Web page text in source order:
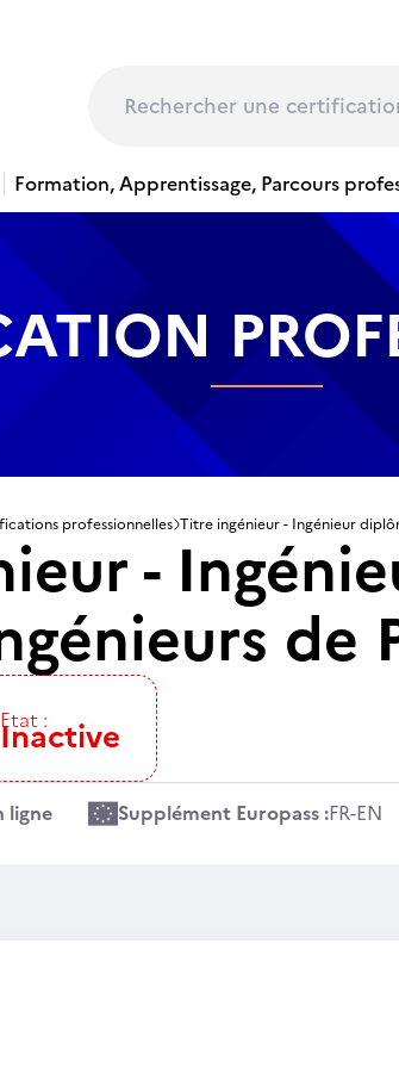
Formation, Apprentissage, Parcours
professionnelles Titre ingénieur - Ingénieur
-
de
Etat :
Inactive
ligne Supplément Europass :FR-EN